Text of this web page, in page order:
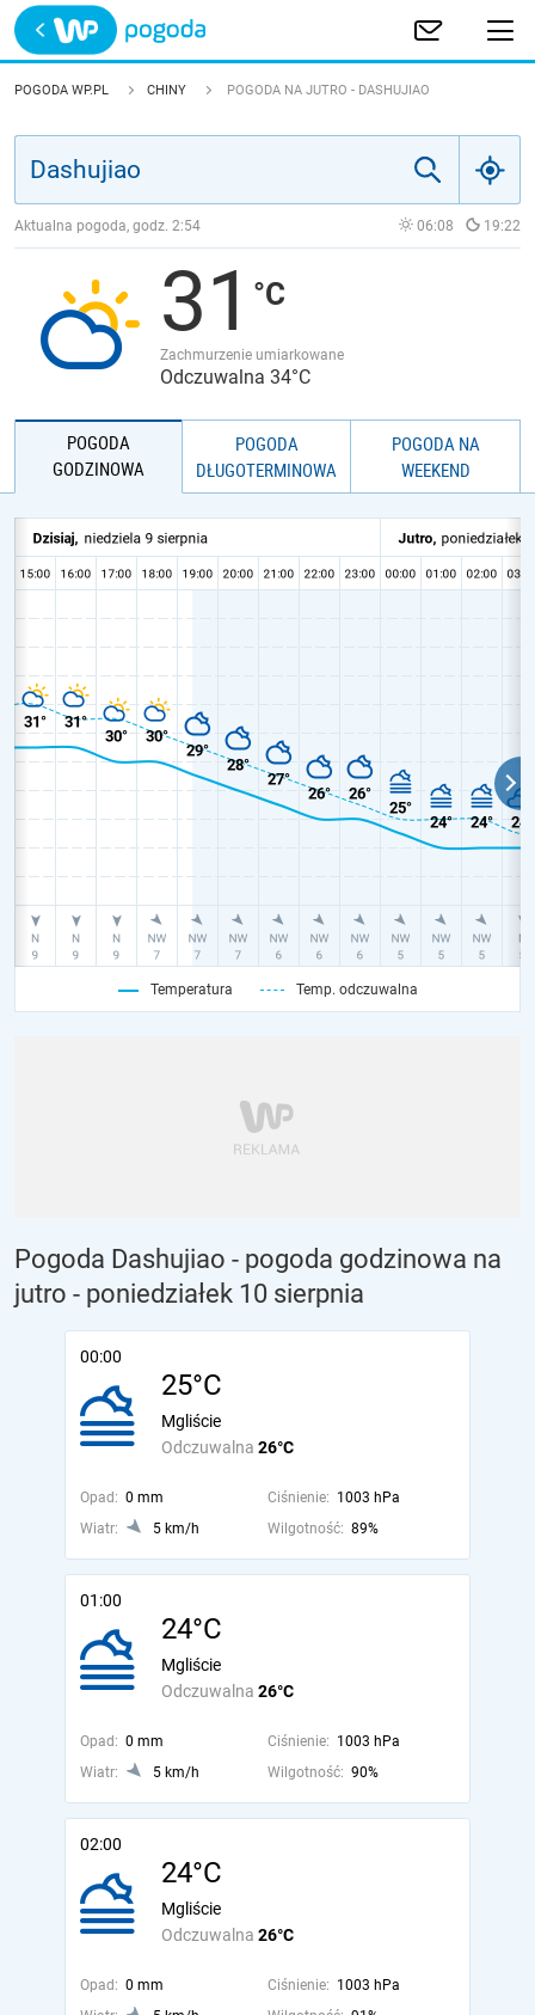
Trwa ładowanie
POLSKA
JAKOŚĆ POWIETRZA
POGODA WP.PL CHINY POGODA NA JUTRO - DASHUJIAO
Aktualna pogoda, godz. 2:54 06:08 19:22
31
Zachmurzenie umiarkowane
Odczuwalna 34°C
POGODA
GODZINOWA
POGODA
DŁUGOTERMINOWA
POGODA NA
WEEKEND
Temperatura Temp. odczuwalna
Pogoda Dashujiao - pogoda godzinowa na
jutro - poniedziałek 10 sierpnia
00:00
25°C
Odczuwalna 26°C
Mgliście
Opad: 0 mm Ciśnienie: 1003 hPa
Wiatr:
5 km/h Wilgotność: 89%
01:00
24°C
Odczuwalna 26°C
Mgliście
Opad: 0 mm Ciśnienie: 1003 hPa
Wiatr:
5 km/h Wilgotność: 90%
02:00
24°C
Odczuwalna 26°C
Mgliście
Opad: 0 mm Ciśnienie: 1003 hPa